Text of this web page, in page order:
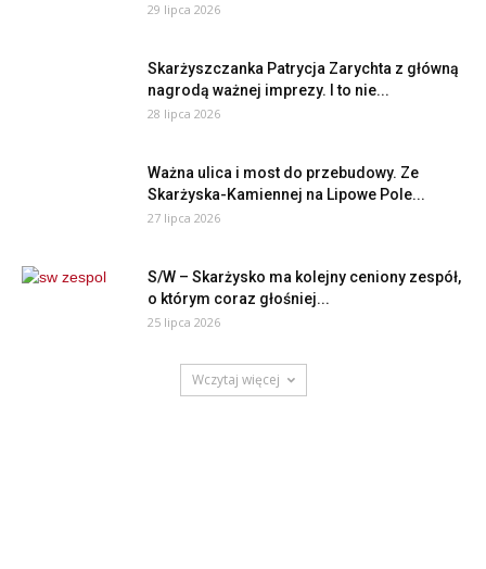
29 lipca 2026
Skarżyszczanka Patrycja Zarychta z główną
nagrodą ważnej imprezy. I to nie...
28 lipca 2026
Ważna ulica i most do przebudowy. Ze
Skarżyska-Kamiennej na Lipowe Pole...
27 lipca 2026
S/W – Skarżysko ma kolejny ceniony zespół,
o którym coraz głośniej...
25 lipca 2026
Wczytaj więcej